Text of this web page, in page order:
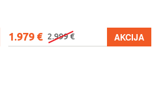
1.979 € 2.999 € AKCIJA